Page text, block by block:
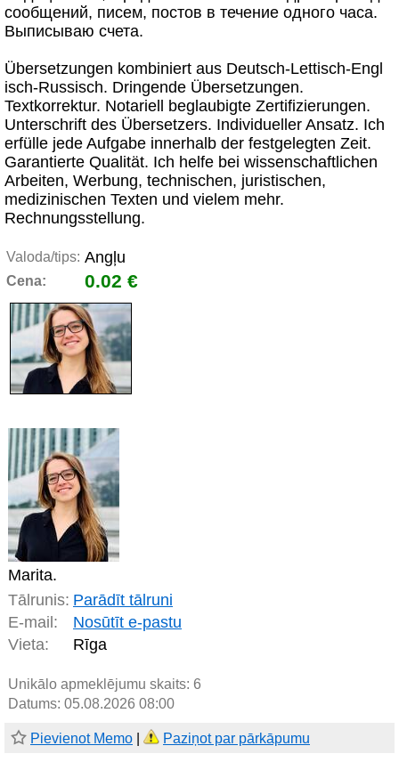
сообщений, писем, постов в течение одного часа.
Выписываю счета.
Übersetzungen kombiniert aus Deutsch-Lettisch-Engl
isch-Russisch. Dringende Übersetzungen.
Textkorrektur. Notariell beglaubigte Zertifizierungen.
Unterschrift des Übersetzers. Individueller Ansatz. Ich
erfülle jede Aufgabe innerhalb der festgelegten Zeit.
Garantierte Qualität. Ich helfe bei wissenschaftlichen
Arbeiten, Werbung, technischen, juristischen,
medizinischen Texten und vielem mehr.
Rechnungsstellung.
Valoda/tips: Angļu
Cena: 0.02 €
Marita.
Tālrunis: Parādīt tālruni
E-mail:
Nosūtīt e-pastu
Vieta:
Rīga
Unikālo apmeklējumu skaits: 6
Datums: 05.08.2026 08:00
Pievienot Memo Paziņot par pārkāpumu